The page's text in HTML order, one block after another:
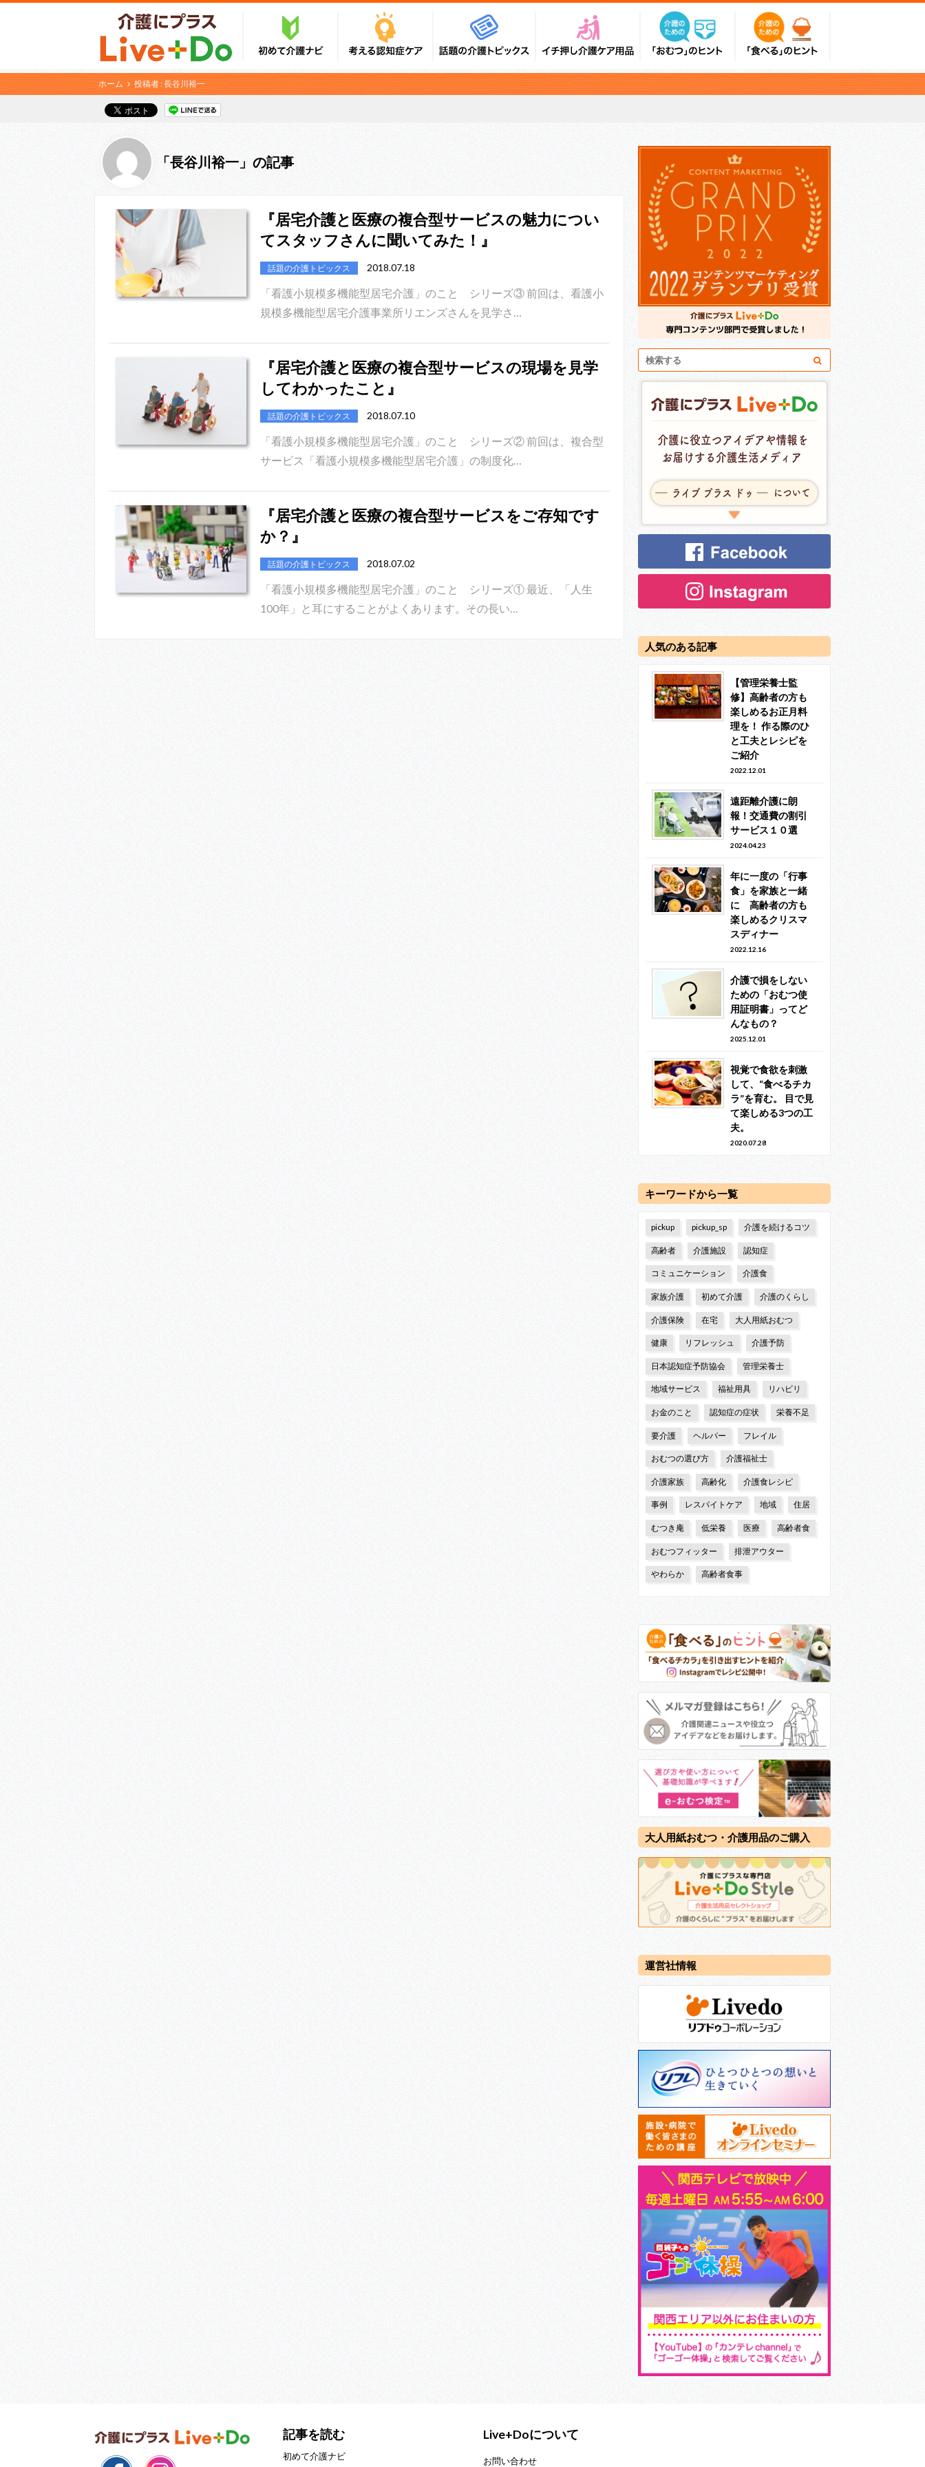
ホーム 投稿者 : 長谷川裕一
「長谷川裕一」の記事
『居宅介護と医療の複合型サービスの魅力につい
てスタッフさんに聞いてみた！』
話題の介護トピックス 2018.07.18
「看護小規模多機能型居宅介護」のこと シリーズ③ 前回は、看護小
規模多機能型居宅介護事業所リエンズさんを見学さ…
『居宅介護と医療の複合型サービスの現場を見学
してわかったこと』
話題の介護トピックス 2018.07.10
「看護小規模多機能型居宅介護」のこと シリーズ② 前回は、複合型
サービス「看護小規模多機能型居宅介護」の制度化…
『居宅介護と医療の複合型サービスをご存知です
か？』
話題の介護トピックス 2018.07.02
「看護小規模多機能型居宅介護」のこと シリーズ① 最近、「人生
100年」と耳にすることがよくあります。その長い…
人気のある記事
【管理栄養士監
修】高齢者の方も
楽しめるお正月料
理を！ 作る際のひ
と工夫とレシピを
ご紹介
2022.12.01
遠距離介護に朗
報！交通費の割引
サービス１０選
2024.04.23
年に一度の「行事
食」を家族と一緒
に 高齢者の方も
楽しめるクリスマ
スディナー
2022.12.16
介護で損をしない
ための「おむつ使
用証明書」ってど
んなもの？
2025.12.01
視覚で食欲を刺激
して、“食べるチカ
ラ”を育む。 目で見
て楽しめる3つの工
夫。
2020.07.28
キーワードから一覧
pickup pickup_sp 介護を続けるコツ
高齢者 介護施設 認知症
コミュニケーション 介護食
家族介護 初めて介護 介護のくらし
介護保険 在宅 大人用紙おむつ
健康 リフレッシュ 介護予防
日本認知症予防協会 管理栄養士
地域サービス 福祉用具 リハビリ
お金のこと 認知症の症状 栄養不足
要介護 ヘルパー フレイル
おむつの選び方 介護福祉士
介護家族 高齢化 介護食レシピ
事例 レスパイトケア 地域 住居
むつき庵 低栄養 医療 高齢者食
おむつフィッター 排泄アウター
やわらか 高齢者食事
大人用紙おむつ・介護用品のご購入
運営社情報
記事を読む
初めて介護ナビ
Live+Doについて
お問い合わせ